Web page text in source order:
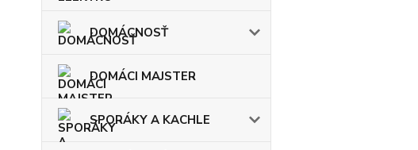
DOMÁCNOSŤ
DOMÁCI MAJSTER
SPORÁKY A KACHLE